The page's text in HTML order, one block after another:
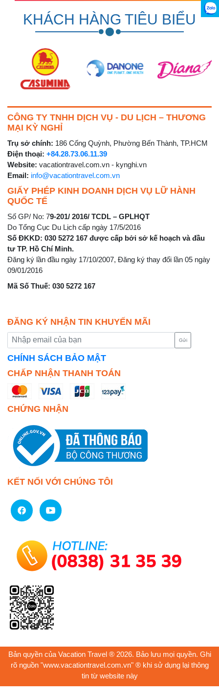
KHÁCH HÀNG TIÊU BIỂU
CÔNG TY TNHH DỊCH VỤ - DU LỊCH – THƯƠNG
MẠI KỲ NGHỈ
Trụ sở chính: 186 Cống Quỳnh, Phường Bến Thành, TP.HCM
Điện thoại: +84.28.73.06.11.39
Website: vacationtravel.com.vn - kynghi.vn
Email: info@vacationtravel.com.vn
GIẤY PHÉP KINH DOANH DỊCH VỤ LỮ HÀNH
QUỐC TẾ
Số GP/ No: 79-201/ 2016/ TCDL – GPLHQT
Do Tổng Cục Du Lịch cấp ngày 17/5/2016
Số ĐKKD: 030 5272 167 được cấp bởi sở kế hoạch và đầu
tư TP. Hồ Chí Minh.
Đăng ký lần đầu ngày 17/10/2007, Đăng ký thay đổi lần 05 ngày
09/01/2016
Mã Số Thuế: 030 5272 167
ĐĂNG KÝ NHẬN TIN KHUYẾN MÃI
Gửi
CHÍNH SÁCH BẢO MẬT
CHẤP NHẬN THANH TOÁN
CHỨNG NHẬN
KẾT NỐI VỚI CHÚNG TÔI
Bản quyền của Vacation Travel ® 2026. Bảo lưu mọi quyền. Ghi
rõ nguồn "www.vacationtravel.com.vn" ® khi sử dụng lại thông
tin từ website này